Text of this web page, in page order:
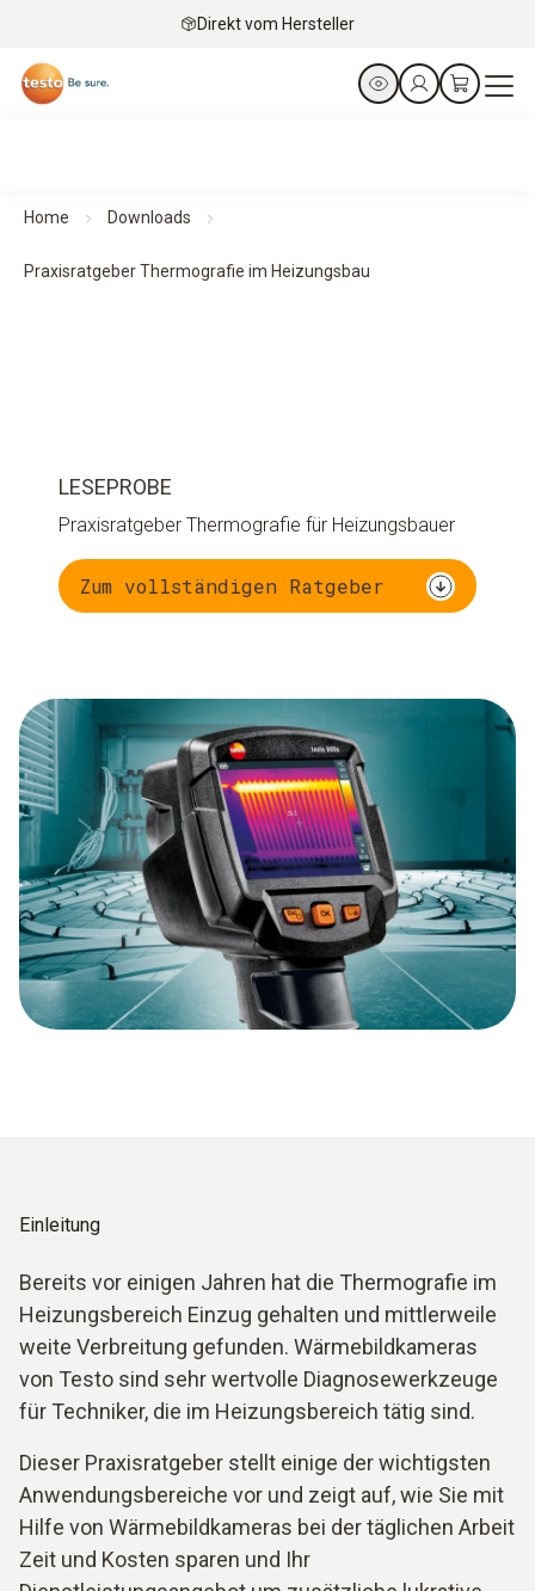
Direkt vom Hersteller
Home Downloads
Praxisratgeber Thermografie im Heizungsbau
LESEPROBE
Praxisratgeber Thermografie für Heizungsbauer
Zum vollständigen Ratgeber
Einleitung
Bereits vor einigen Jahren hat die Thermografie im
Heizungsbereich Einzug gehalten und mittlerweile
weite Verbreitung gefunden. Wärmebildkameras
von Testo sind sehr wertvolle Diagnosewerkzeuge
für Techniker, die im Heizungsbereich tätig sind.
Dieser Praxisratgeber stellt einige der wichtigsten
Anwendungsbereiche vor und zeigt auf, wie Sie mit
Hilfe von Wärmebildkameras bei der täglichen Arbeit
Zeit und Kosten sparen und Ihr